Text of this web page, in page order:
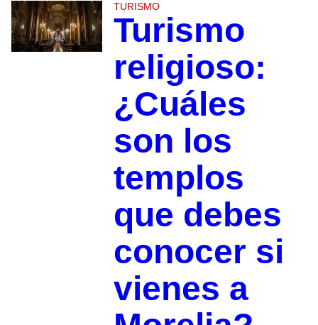
TURISMO
Turismo
religioso:
¿Cuáles
son los
templos
que debes
conocer si
vienes a